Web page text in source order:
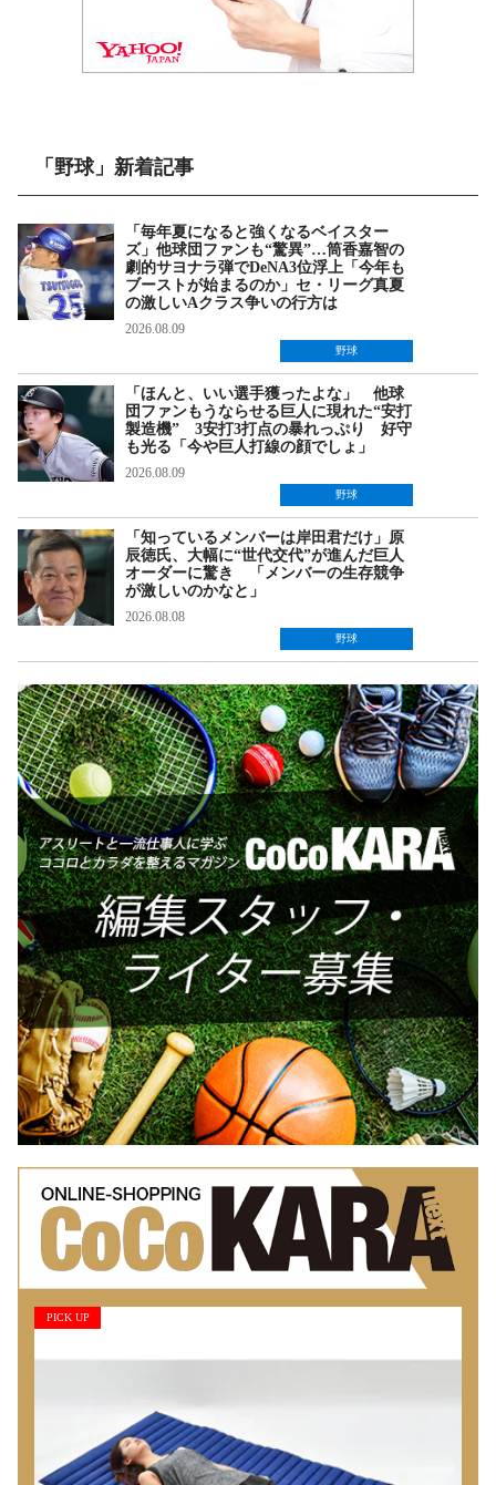
「野球」新着記事
「毎年夏になると強くなるベイスター
ズ」他球団ファンも“驚異”…筒香嘉智の
劇的サヨナラ弾でDeNA3位浮上「今年も
ブーストが始まるのか」セ・リーグ真夏
の激しいAクラス争いの行方は
2026.08.09
野球
「ほんと、いい選手獲ったよな」 他球
団ファンもうならせる巨人に現れた“安打
製造機” 3安打3打点の暴れっぷり 好守
も光る「今や巨人打線の顔でしょ」
2026.08.09
野球
「知っているメンバーは岸田君だけ」原
辰徳氏、大幅に“世代交代”が進んだ巨人
オーダーに驚き 「メンバーの生存競争
が激しいのかなと」
2026.08.08
野球
PICK UP